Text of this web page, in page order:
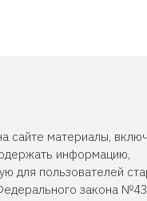
сайте материалы,
информацию,
для пользователей
закона